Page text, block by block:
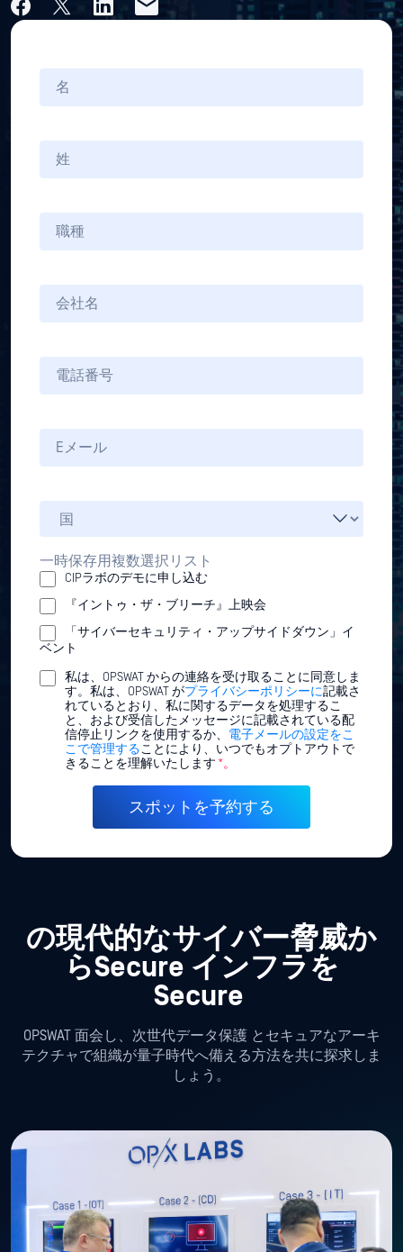
一時保存用複数選択リスト
CIPラボのデモに申し込む
『イントゥ・ザ・ブリーチ』上映会
「サイバーセキュリティ・アップサイドダウン」イ
ベント
私は、OPSWAT からの連絡を受け取ることに同意しま
す。私は、OPSWAT がプライバシーポリシーに記載さ
れているとおり、私に関するデータを処理するこ
と、および受信したメッセージに記載されている配
信停止リンクを使用するか、 電子メールの設定をこ
こで管理することにより、いつでもオプトアウトで
きることを理解いたします *。
の現代的なサイバー脅威か
らSecure インフラを
Secure
OPSWAT 面会し、次世代データ保護とセキュアなアーキ
テクチャで組織が量子時代へ備える方法を共に探求しま
しょう。